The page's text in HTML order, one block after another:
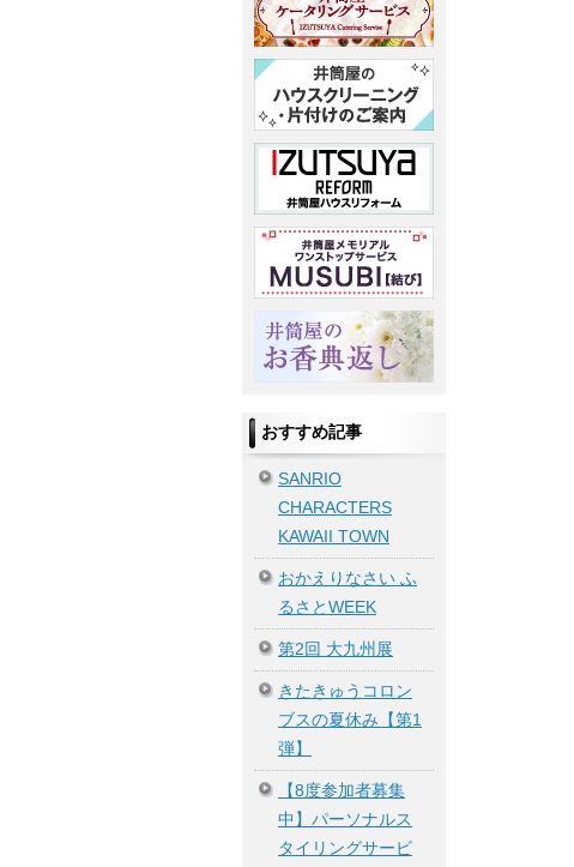
おすすめ記事
SANRIO
CHARACTERS
KAWAII TOWN
おかえりなさい ふ
るさとWEEK
第2回 大九州展
きたきゅうコロン
ブスの夏休み【第1
弾】
【8度参加者募集
中】パーソナルス
タイリングサービ